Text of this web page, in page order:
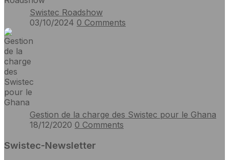
Swistec Roadshow
03/10/2024 0 Comments
Gestion de la charge des Swistec pour le Ghana
18/12/2020 0 Comments
Swistec-Newsletter